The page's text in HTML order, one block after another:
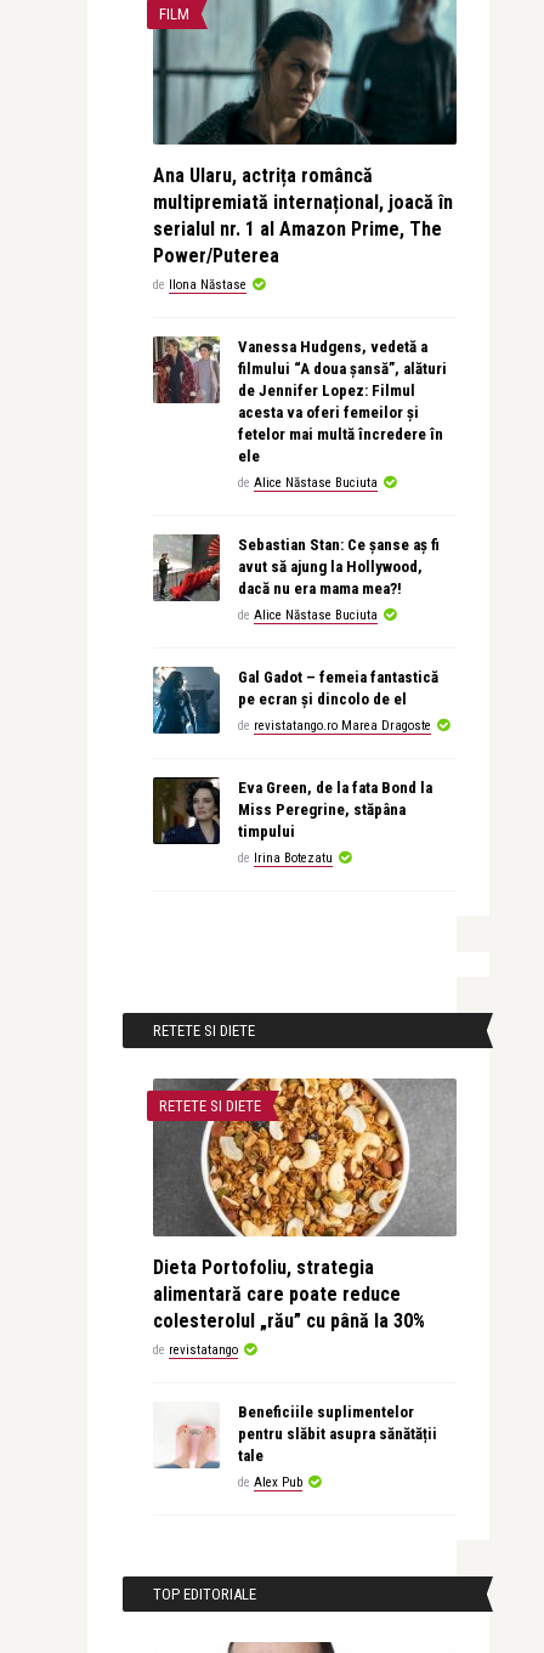
FILM
Ana Ularu, actrița româncă
multipremiată internațional, joacă în
serialul nr. 1 al Amazon Prime, The
Power/Puterea
de Ilona Năstase
Vanessa Hudgens, vedetă a
filmului “A doua șansă”, alături
de Jennifer Lopez: Filmul
acesta va oferi femeilor și
fetelor mai multă încredere în
ele
de Alice Năstase Buciuta
Sebastian Stan: Ce șanse aș fi
avut să ajung la Hollywood,
dacă nu era mama mea?!
de Alice Năstase Buciuta
Gal Gadot – femeia fantastică
pe ecran și dincolo de el
de revistatango.ro Marea Dragoste
Eva Green, de la fata Bond la
Miss Peregrine, stăpâna
timpului
de Irina Botezatu
RETETE SI DIETE
RETETE SI DIETE
Dieta Portofoliu, strategia
alimentară care poate reduce
colesterolul „rău” cu până la 30%
de revistatango
Beneficiile suplimentelor
pentru slăbit asupra sănătății
tale
de Alex Pub
TOP EDITORIALE